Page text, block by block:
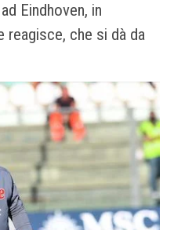
Eindhoven, in
reagisce, che si dà da